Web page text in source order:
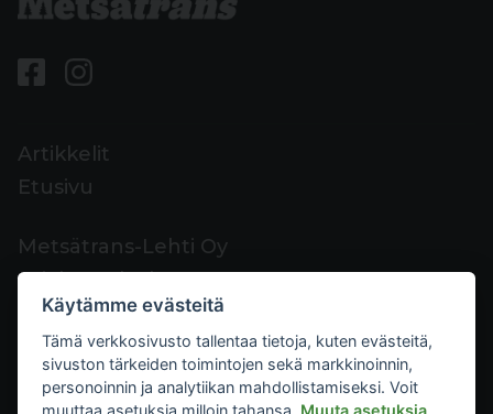
Artikkelit
Etusivu
Metsätrans-Lehti Oy
Asiakaspalvelu
Yhteystiedot
Palaute
Mediakortti
Käytämme evästeitä
Tämä verkkosivusto tallentaa tietoja, kuten evästeitä,
sivuston tärkeiden toimintojen sekä markkinoinnin,
personoinnin ja analytiikan mahdollistamiseksi. Voit
muuttaa asetuksia milloin tahansa. Muuta asetuksia